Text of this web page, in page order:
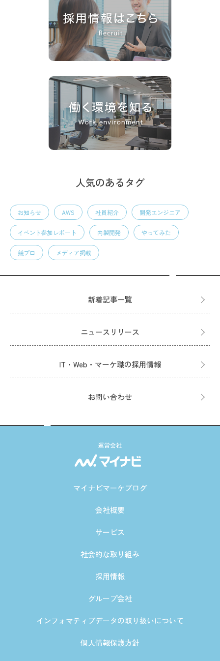
人気のあるタグ
お知らせ AWS 社員紹介 開発エンジニア
イベント参加レポート 内製開発 やってみた
競プロ メディア掲載
新着記事一覧
ニュースリリース
IT・Web・マーケ職の採用情報
お問い合わせ
運営会社
マイナビマーケブログ
会社概要
サービス
社会的な取り組み
採用情報
グループ会社
インフォマティブデータの取り扱いについて
個人情報保護方針